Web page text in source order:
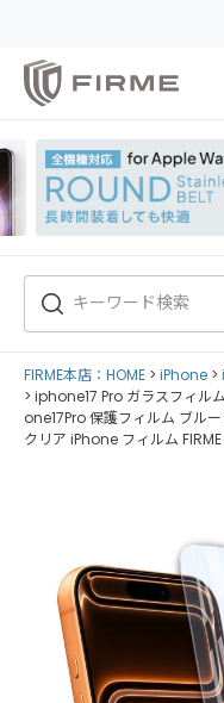
ポイントGET&30日間安心
FIRME本店：HOME iPhone
iphone17 Pro ガラスフィル
one17Pro 保護フィルム ブル
クリア iPhone フィルム FIRME